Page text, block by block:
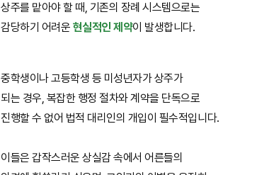
상주를 맡아야 할 때, 기존의 장례 시스템으로는
감당하기 어려운 현실적인 제약이 발생합니다.
중학생이나 고등학생 등 미성년자가 상주가
되는 경우, 복잡한 행정 절차와 계약을 단독으로
진행할 수 없어 법적 대리인의 개입이 필수적입니다.
이들은 갑작스러운 상실감 속에서 어른들의